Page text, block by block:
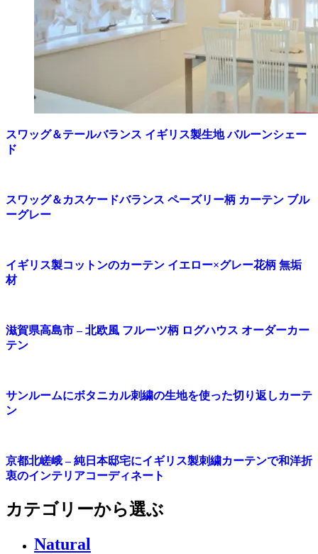
スワッグ＆テールバランス イギリス製生地 バルーンシェー
ド
スワッグ＆カスケードバランス ペーズリー柄 カーテン ブル
ーグレー
イギリス製コットンのカーテン イエロー×グレー花柄 無垢
材
滋賀県高島市 – 北欧風 フルーツ柄 ログハウス オーダーカー
テン
サンルームにボタニカル刺繍の生地を使った切り返しカーテ
ン
京都北嵯峨 – 純日本邸宅にイギリス製刺繍カーテンで和洋折
衷のインテリアコーディネート
カテゴリーから選ぶ
Natural